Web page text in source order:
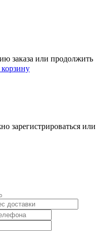
заказа или продолжить
зарегистрироваться или